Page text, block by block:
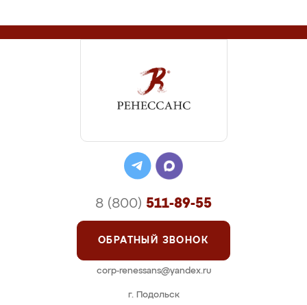
г. Подольск
8 (800) 511-89-55
ОБРАТНЫЙ ЗВОНОК
corp-renessans@yandex.ru